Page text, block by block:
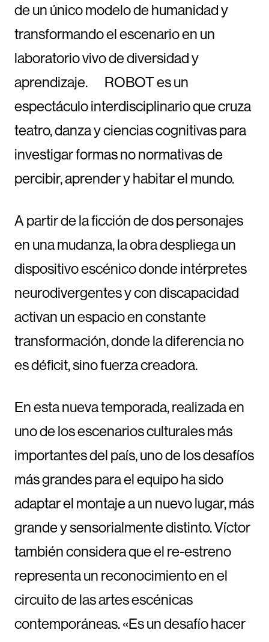
de un único modelo de humanidad y
transformando el escenario en un
laboratorio vivo de diversidad y
aprendizaje. ROBOT es un
espectáculo interdisciplinario que cruza
teatro, danza y ciencias cognitivas para
investigar formas no normativas de
percibir, aprender y habitar el mundo.
A partir de la ficción de dos personajes
en una mudanza, la obra despliega un
dispositivo escénico donde intérpretes
neurodivergentes y con discapacidad
activan un espacio en constante
transformación, donde la diferencia no
es déficit, sino fuerza creadora.
En esta nueva temporada, realizada en
uno de los escenarios culturales más
importantes del país, uno de los desafíos
más grandes para el equipo ha sido
adaptar el montaje a un nuevo lugar, más
grande y sensorialmente distinto. Víctor
también considera que el re-estreno
representa un reconocimiento en el
circuito de las artes escénicas
contemporáneas. «Es un desafío hacer